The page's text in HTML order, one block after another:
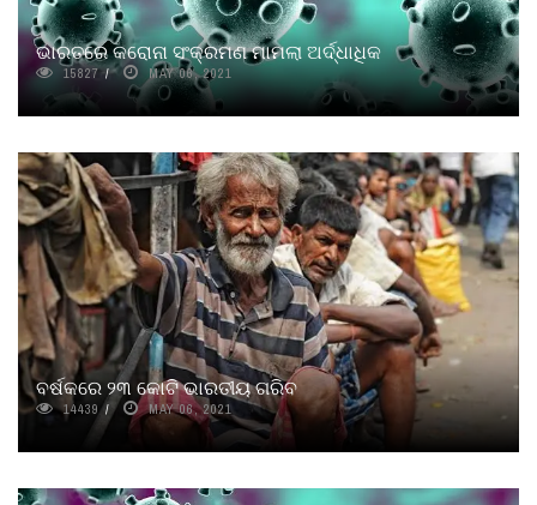
ଭାରତରେ କରୋନା ସଂକ୍ରମଣ ମାମଲା ଅର୍ଦ୍ଧାଧିକ
15827 MAY 06, 2021
ବର୍ଷକରେ ୨୩ କୋଟି ଭାରତୀୟ ଗରିବ
14439 MAY 06, 2021